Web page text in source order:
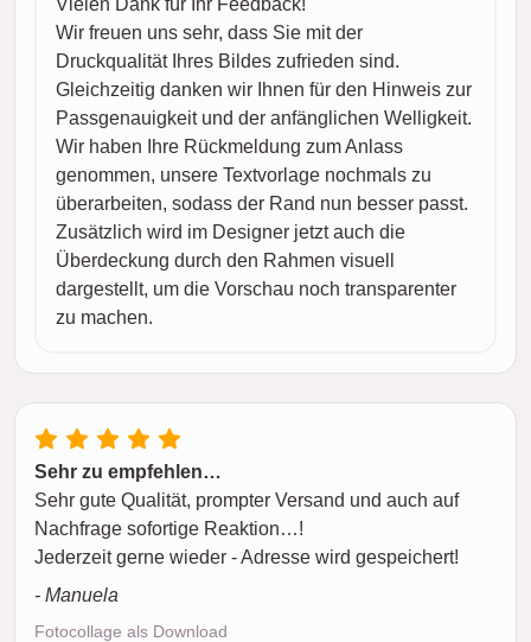
Wir freuen uns sehr, dass Sie mit der
Druckqualität Ihres Bildes zufrieden sind.
Gleichzeitig danken wir Ihnen für den Hinweis zur
Passgenauigkeit und der anfänglichen Welligkeit.
Wir haben Ihre Rückmeldung zum Anlass
genommen, unsere Textvorlage nochmals zu
überarbeiten, sodass der Rand nun besser passt.
Zusätzlich wird im Designer jetzt auch die
Überdeckung durch den Rahmen visuell
dargestellt, um die Vorschau noch transparenter
zu machen.
Sehr zu empfehlen…
Sehr gute Qualität, prompter Versand und auch auf
Nachfrage sofortige Reaktion…!
Jederzeit gerne wieder - Adresse wird gespeichert!
- Manuela
Fotocollage als Download